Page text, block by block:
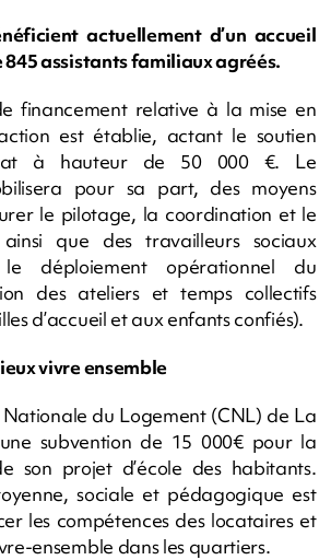
actuellement d’un accueil
assistants familiaux agréés.
financement relative à la mise en
est établie, actant le soutien
à hauteur de 50 000 €. Le
pour sa part, des moyens
le pilotage, la coordination et le
que des travailleurs sociaux
déploiement opérationnel du
des ateliers et temps collectifs
d’accueil et aux enfants confiés).
vivre ensemble
du Logement (CNL) de La
subvention de 15 000€ pour la
son projet d’école des habitants.
sociale et pédagogique est
les compétences des locataires et
ensemble dans les quartiers.